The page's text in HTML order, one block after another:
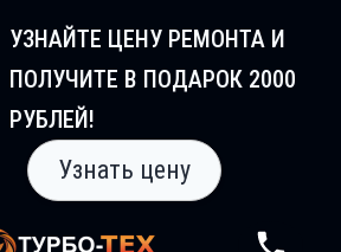
УЗНАЙТЕ ЦЕНУ РЕМОНТА И
ПОЛУЧИТЕ В ПОДАРОК 2000
РУБЛЕЙ!
Узнать цену